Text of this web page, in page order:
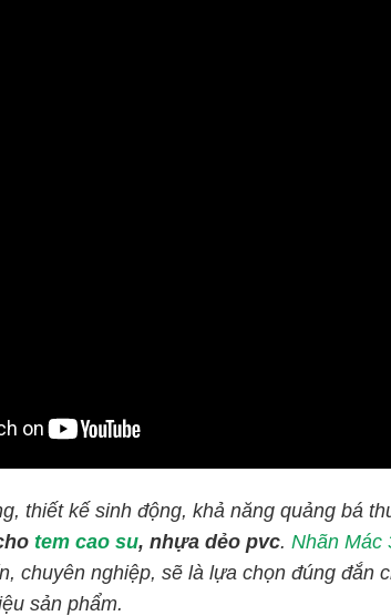
thiết kế sinh động, khả năng quảng bá
tem cao su, nhựa dẻo pvc. Nhãn Mác
chuyên nghiệp, sẽ là lựa chọn đúng đắn
sản phẩm.